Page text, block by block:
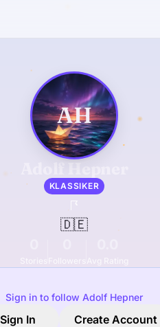
AH
Adolf Hepner
KLASSIKER
🇩🇪
Sign in to follow Adolf Hepner
Sign In Create Account